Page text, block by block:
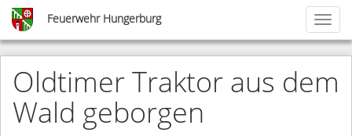
Skip
main
content
Feuerwehr Hungerburg
Oldtimer Traktor aus dem
Wald geborgen